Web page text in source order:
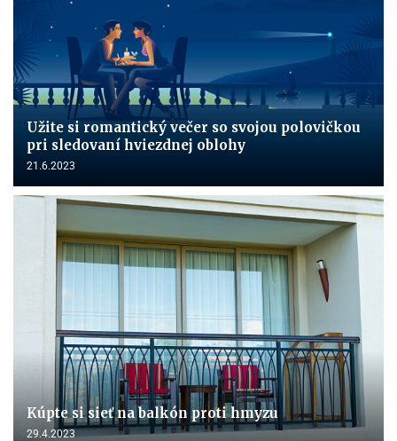
Užite si romantický večer so svojou polovičkou
pri sledovaní hviezdnej oblohy
21.6.2023
Kúpte si sieť na balkón proti hmyzu
29.4.2023